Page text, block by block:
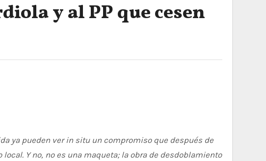
y al PP que cesen
ya pueden ver in situ un compromiso que después de
Y no, no es una maqueta; la obra de desdoblamiento